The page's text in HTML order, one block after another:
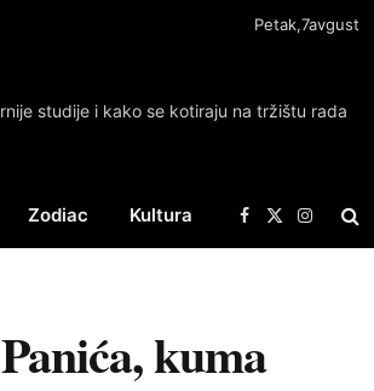
Petak,7avgust
studije i kako se kotiraju na tržištu rada
Zodiac Kultura Facebook
X
(Twitter)
Instagram
kuma